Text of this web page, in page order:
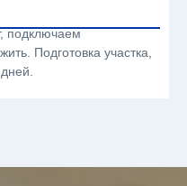
подключаем
Подготовка участка,